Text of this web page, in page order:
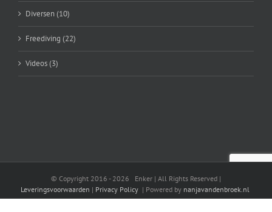
Diversen (10)
Freediving (22)
Videos (3)
© Copyright 2016 - 2026 Enker | All Rights Reserved |
Leveringsvoorwaarden | Privacy Policy | Powered by nanjavandenbroek.nl